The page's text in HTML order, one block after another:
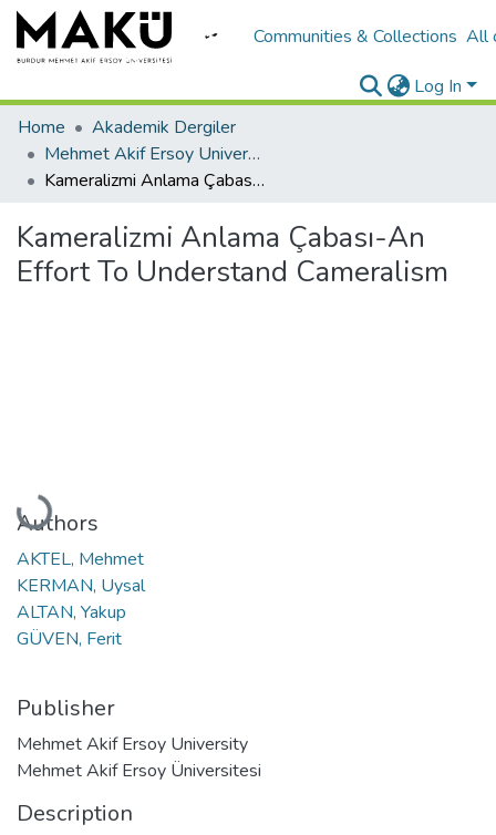
Communities & Collections All
Log In
Home
Akademik Dergiler
Mehmet Akif Ersoy University Journal of Social Sciences Institute
Kameralizmi Anlama Çabası-An Effort To Understand Cameralism
Kameralizmi Anlama Çabası-An
Effort To Understand Cameralism
Loading...
Authors
AKTEL, Mehmet
KERMAN, Uysal
ALTAN, Yakup
GÜVEN, Ferit
Publisher
Mehmet Akif Ersoy University
Mehmet Akif Ersoy Üniversitesi
Description